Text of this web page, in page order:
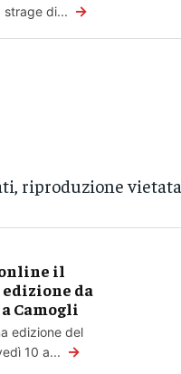
strage di... →
riproduzione vietata
il
da
Camogli
edizione del
10 a... →